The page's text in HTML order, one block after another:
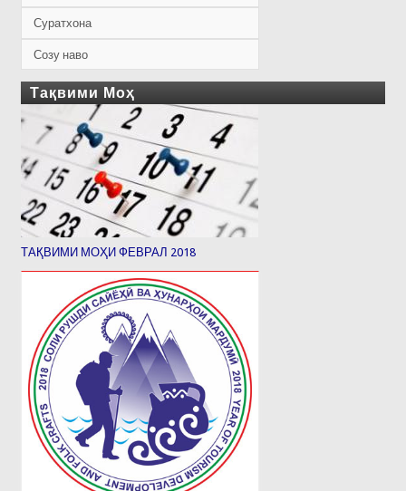
Суратхона
Созу наво
Тақвими Моҳ
ТАҚВИМИ МОҲИ ФЕВРАЛ 2018